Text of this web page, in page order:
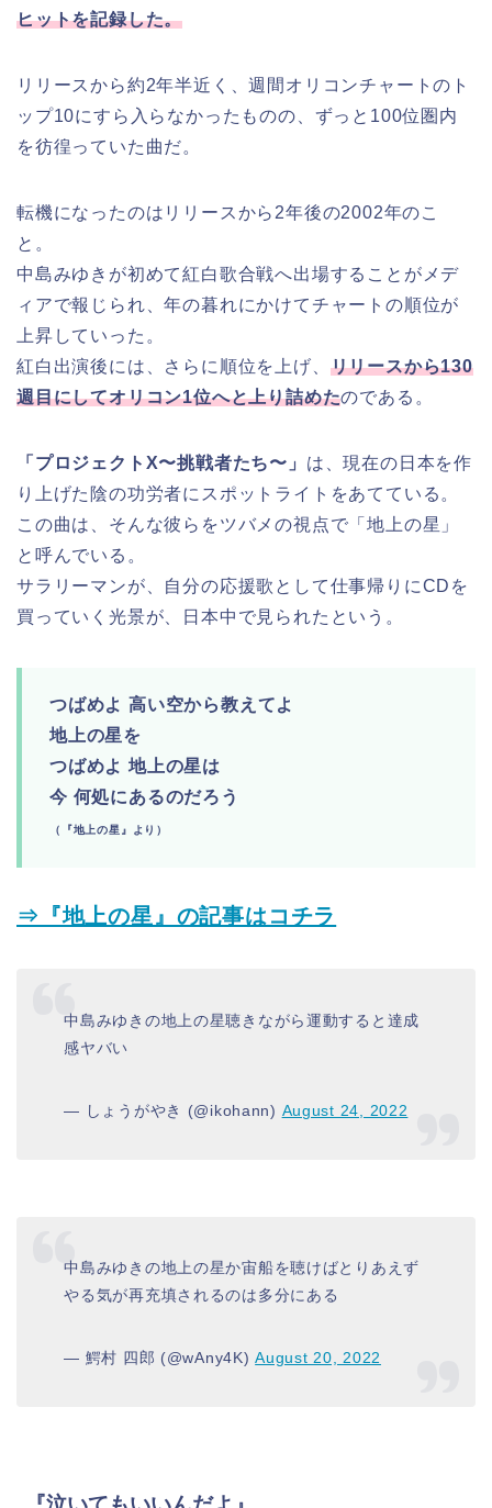
ヒットを記録した。
リリースから約2年半近く、週間オリコンチャートのト
ップ10にすら入らなかったものの、ずっと100位圏内
を彷徨っていた曲だ。
転機になったのはリリースから2年後の2002年のこ
と。
中島みゆきが初めて紅白歌合戦へ出場することがメデ
ィアで報じられ、年の暮れにかけてチャートの順位が
上昇していった。
紅白出演後には、さらに順位を上げ、 リリースから130
週目にしてオリコン1位へと上り詰めたのである。
「プロジェクトX〜挑戦者たち〜」 は、現在の日本を作
り上げた陰の功労者にスポットライトをあてている。
この曲は、そんな彼らをツバメの視点で「地上の星」
と呼んでいる。
サラリーマンが、自分の応援歌として仕事帰りにCDを
買っていく光景が、日本中で見られたという。
つばめよ 高い空から教えてよ
地上の星を
つばめよ 地上の星は
今 何処にあるのだろう
（『地上の星』より）
⇒『地上の星』の記事はコチラ
中島みゆきの地上の星聴きながら運動すると達成
感ヤバい
— しょうがやき (@ikohann) August 24, 2022
中島みゆきの地上の星か宙船を聴けばとりあえず
やる気が再充填されるのは多分にある
— 鰐村 四郎 (@wAny4K)August 20, 2022